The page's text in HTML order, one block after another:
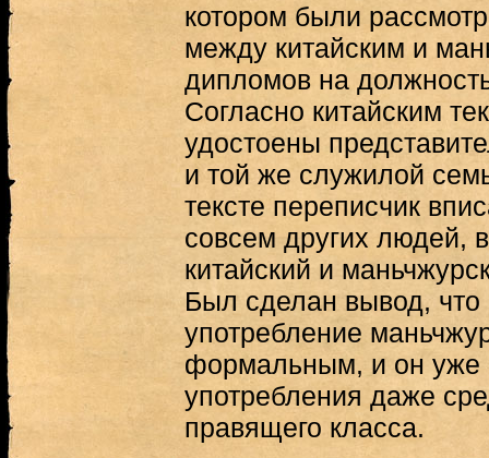
котором были
между китайским и
дипломов на
Согласно китайским
удостоены
и той же служилой
тексте переписчик
совсем других людей,
китайский и
Был сделан вывод,
употребление
формальным, и он уже
употребления даже
правящего класса.